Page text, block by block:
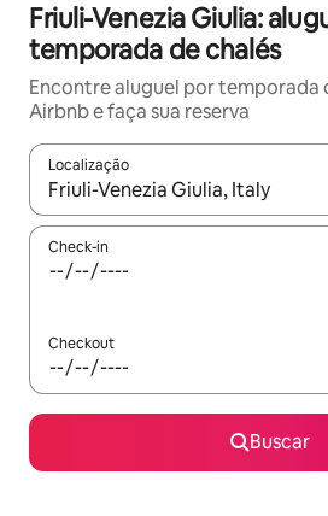
Friuli-Venezia Giulia:
temporada de chalés
Encontre aluguel por temporada
Airbnb e faça sua reserva
Localização
Quando os resultados estiverem
Check-in
Checkout
Buscar